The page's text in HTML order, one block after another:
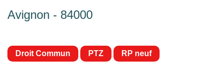
Avignon - 84000
Droit Commun PTZ RP neuf